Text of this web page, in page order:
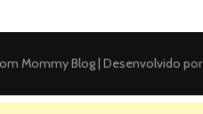
Mommy Blog | Desenvolvido por